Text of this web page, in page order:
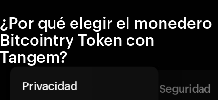
¿Por qué elegir el monedero
Bitcointry Token con
Tangem?
Privacidad Seguridad